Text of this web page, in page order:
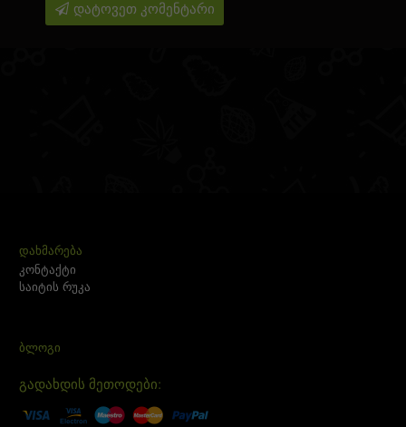
დატოვეთ კომენტარი
ᲓᲐᲮᲛᲐᲠᲔᲑᲐ
კონტაქტი
საიტის რუკა
ᲑᲚᲝᲒᲘ
გადახდის მეთოდები: